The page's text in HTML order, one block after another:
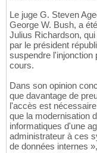
Le juge G. Steven
George W. Bush, a
Julius Richardson,
par le président
suspendre l'injonction
cours.
Dans son opinion
que davantage de
l'accès est
que la modernisation
informatiques d'une
administrateur à ces
de données internes